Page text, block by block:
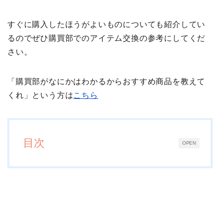
すぐに購入したほうがよいものについても紹介してい
るのでぜひ購買部でのアイテム交換の参考にしてくだ
さい。
「購買部がなにかはわかるからおすすめ商品を教えて
くれ」という方はこちら
OPEN
目次